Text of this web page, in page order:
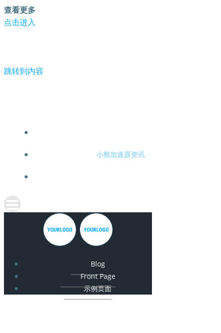
查看更多
点击进入
跳转到内容
小熊加速器资讯
Blog
Front Page
示例页面